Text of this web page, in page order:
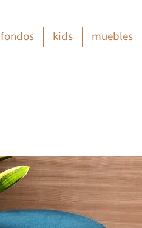
fondos kids muebles